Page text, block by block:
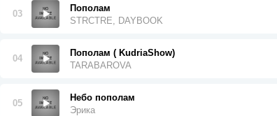
03
Пополам
STRCTRE, DAYBOOK
04
Пополам ( KudriaShow)
TARABAROVA
05
Небо пополам
Эрика